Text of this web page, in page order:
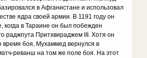
в Афганистане и использовал
ядра своей армии. В 1191 году он
когда в Тараине он был побежден
раджпута Притхвираджем III. Хотя он
время боя, Мухаммед вернулся в
реванш на том же поле боя. На этот